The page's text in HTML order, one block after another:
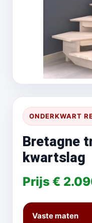
ONDERKWART
Bretagne
kwartslag
Prijs €
Vaste maten